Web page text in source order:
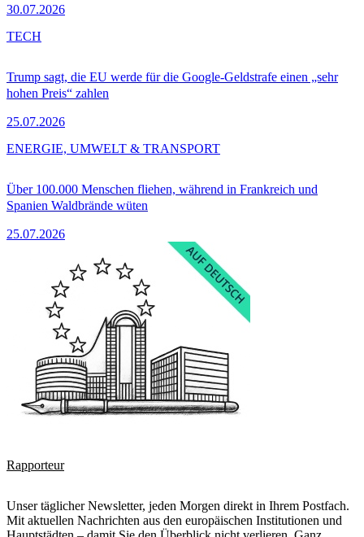
30.07.2026
Trump sagt, die EU werde für die Google-Geldstrafe einen „sehr
hohen Preis“ zahlen
25.07.2026
TECH
Über 100.000 Menschen fliehen, während in Frankreich und
Spanien Waldbrände wüten
25.07.2026
ENERGIE, UMWELT & TRANSPORT
Rapporteur
Unser täglicher Newsletter, jeden Morgen direkt in Ihrem Postfach.
Mit aktuellen Nachrichten aus den europäischen Institutionen und